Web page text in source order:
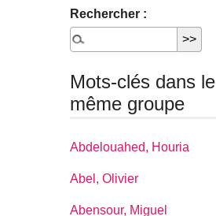
Rechercher :
Mots-clés dans le
même groupe
Abdelouahed, Houria
Abel, Olivier
Abensour, Miguel